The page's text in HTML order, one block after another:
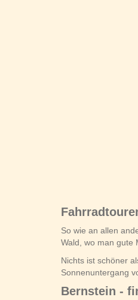
So wie an allen
Wald, wo man gute
Nichts ist schöner
Sonnenuntergang
Bernstein -